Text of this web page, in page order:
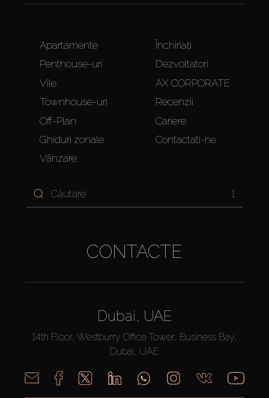
Apartamente
Penthouse-uri
Vile
Townhouse-uri
Off-Plan
Ghiduri zonale
Vânzare
Închiriați
Dezvoltatori
AX CORPORATE
Recenzii
Cariere
Contactați-ne
1
CONTACTE
Dubai, UAE
14th Floor, Westburry Office Tower, Business Bay,
Dubai, UAE